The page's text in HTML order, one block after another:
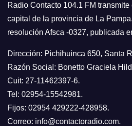
Radio Contacto 104.1 FM
capital de la provincia de La
resolución Afsca -0327, publicada
Dirección: Pichihuinca 650, Santa
Razón Social: Bonetto Graciela
Cuit: 27-11462397-6.
Tel: 02954-15542981.
Fijos: 02954 429222-428958.
Correo: info@contactoradio.com.